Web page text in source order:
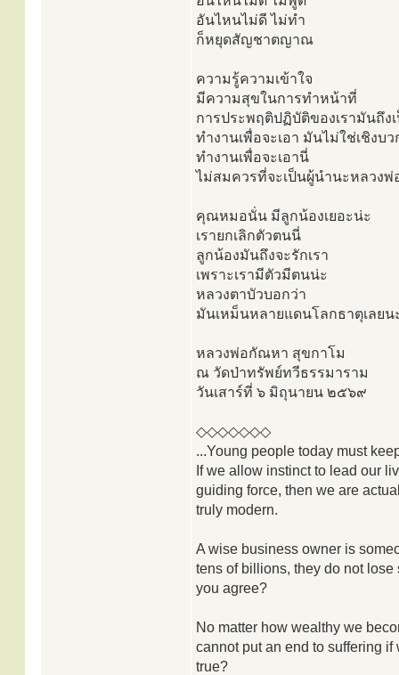
อันไหนไม่ดี ไม่ทำ
ก็หยุดสัญชาตญาณ
ความรู้ความเข้าใจ
มีความสุขในการทำหน้าที่
การประพฤติปฏิบัติของเรามันถึง
ทำงานเพื่อจะเอา มันไม่ใช่เชิงบ
ทำงานเพื่อจะเอานี่
ไม่สมควรที่จะเป็นผู้นำนะหลวงพ่
คุณหมอนั่น มีลูกน้องเยอะน่ะ
เรายกเลิกตัวตนนี่
ลูกน้องมันถึงจะรักเรา
เพราะเรามีตัวมีตนน่ะ
หลวงตาบัวบอกว่า
มันเหม็นหลายแดนโลกธาตุเลยน
หลวงพ่อกัณหา สุขกาโม
ณ วัดป่าทรัพย์ทวีธรรมาราม
วันเสาร์ที่ ๖ มิถุนายน ๒๕๖๙
◇◇◇◇◇◇◇
...Young people today must
If we allow instinct to lead our
guiding force, then we are
truly modern.
A wise business owner is
tens of billions, they do not
you agree?
No matter how wealthy we
cannot put an end to suffering
true?